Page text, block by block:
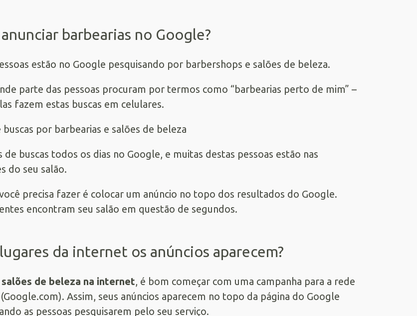
barbearias no Google?
estão no Google pesquisando por barbershops e salões de beleza.
parte das pessoas procuram por termos como “barbearias perto de mim” –
fazem estas buscas em celulares.
de buscas todos os dias no Google, e muitas destas pessoas estão nas
do seu salão.
precisa fazer é colocar um anúncio no topo dos resultados do Google.
encontram seu salão em questão de segundos.
da internet os anúncios aparecem?
salões de beleza na internet, é bom começar com uma campanha para a rede
Assim, seus anúncios aparecem no topo da página do Google
as pessoas pesquisarem pelo seu serviço.